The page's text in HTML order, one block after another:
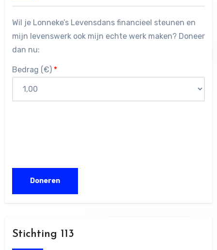
Wil je Lonneke’s Levensdans financieel steunen en
mijn levenswerk ook mijn echte werk maken? Doneer
dan nu:
Bedrag (€) *
Stichting 113